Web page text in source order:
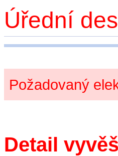
Úřední
Požadovaný
Detail